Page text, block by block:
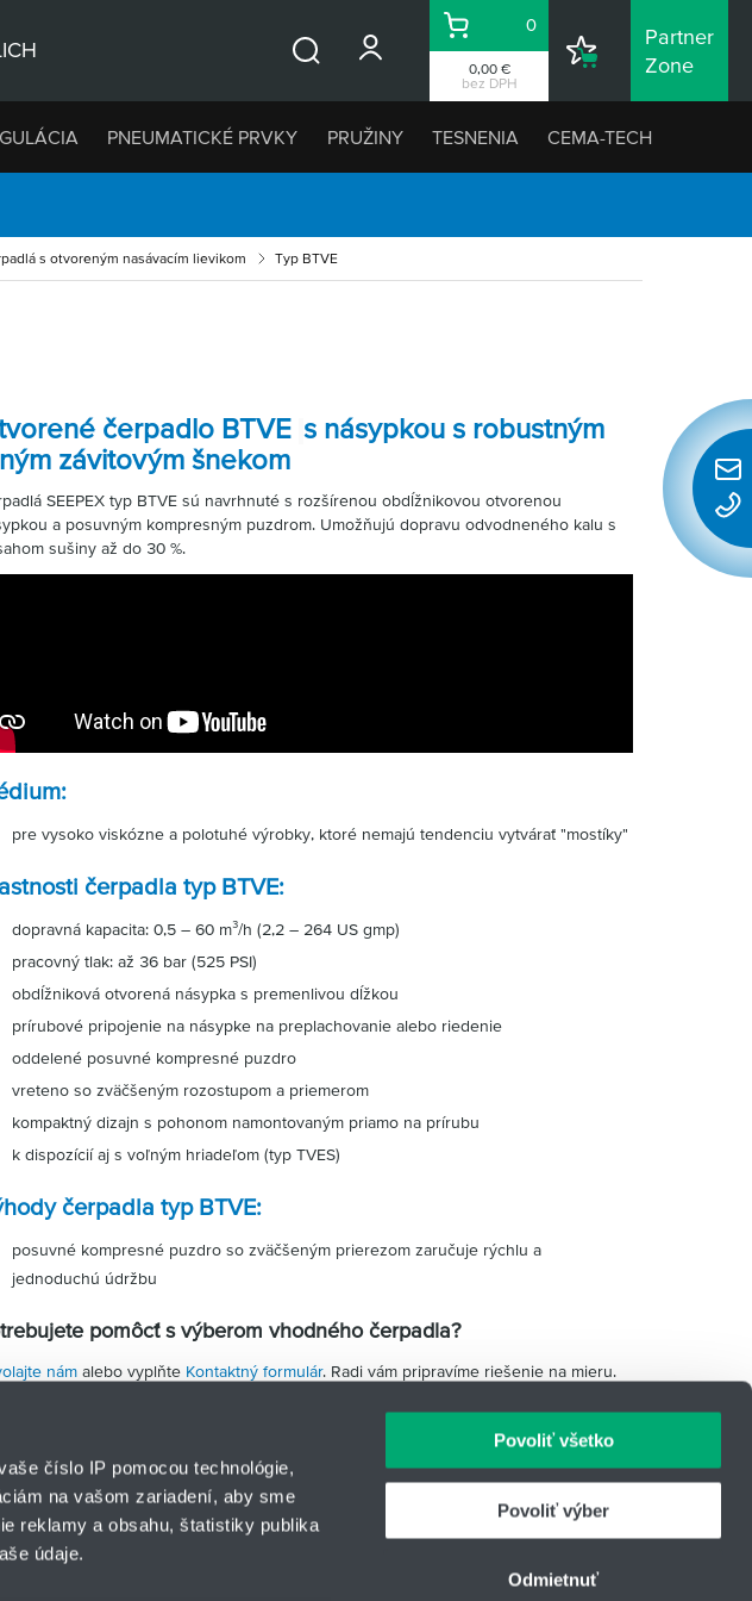
číslo IP pomocou technológie,
na vašom zariadení, aby sme
reklamy a obsahu, štatistiky publika
údaje.
Povoliť všetko
Povoliť výber
Odmietnuť
0,00 €
bez DPH
Košík
0
Nákupný
Partner
Zone
PNEUMATICKÉ PRVKY PRUŽINY TESNENIA CEMA-TECH
s otvoreným nasávacím lievikom Typ BTVE
čerpadlo BTVE s násypkou s robustným
závitovým šnekom
SEEPEX typ BTVE sú navrhnuté s rozšírenou obdĺžnikovou otvorenou
a posuvným kompresným puzdrom. Umožňujú dopravu odvodneného kalu s
sušiny až do 30 %.
pre vysoko viskózne a polotuhé výrobky, ktoré nemajú tendenciu vytvárať "mostíky"
čerpadla typ BTVE:
dopravná kapacita: 0,5 – 60 m³/h (2,2 – 264 US gmp)
pracovný tlak: až 36 bar (525 PSI)
obdĺžniková otvorená násypka s premenlivou dĺžkou
prírubové pripojenie na násypke na preplachovanie alebo riedenie
oddelené posuvné kompresné puzdro
vreteno so zväčšeným rozostupom a priemerom
kompaktný dizajn s pohonom namontovaným priamo na prírubu
k dispozícií aj s voľným hriadeľom (typ TVES)
čerpadla typ BTVE:
posuvné kompresné puzdro so zväčšeným prierezom zaručuje rýchlu a
jednoduchú údržbu
pomôcť s výberom vhodného čerpadla?
nám alebo vyplňte Kontaktný formulár. Radi vám pripravíme riešenie na mieru.
HENNLICH s.r.o.
Košťany nad Turcom 543
IČO: 31344500
Telefón: +421 903 447 245